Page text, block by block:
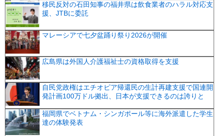
移民反対の石田知事の福井県は飲食業者のハラル対応支
援、JTBに委託
マレーシアで七夕盆踊り祭り2026が開催
広島県は外国人介護福祉士の資格取得を支援
自民党政権はエチオピア帰還民の生計再建支援で国連開
発計画100万ドル拠出、日本が支援できるのは誇りと
福岡県でベトナム・シンガポール等に海外派遣した学生
達の体験発表